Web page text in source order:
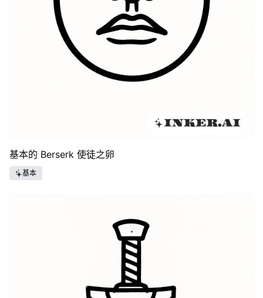
基本的 Berserk 使徒之卵
基本